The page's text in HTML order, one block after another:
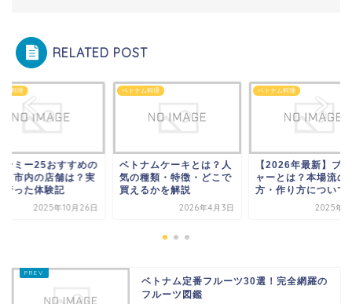
RELATED POST
ム料理
ンミー25おすすめの
イ市内の店舗は？実
行った体験記
2025年10月26日
ベトナム料理
ベトナムケーキとは？人
気の種類・特徴・どこで
買えるかを解説
2026年4月3日
ベトナム料理
【2026年最新】ブ
ャーとは？本場流の
方・作り方について
2025年4
ベトナム定番フルーツ30選！完全網羅の
フルーツ図鑑